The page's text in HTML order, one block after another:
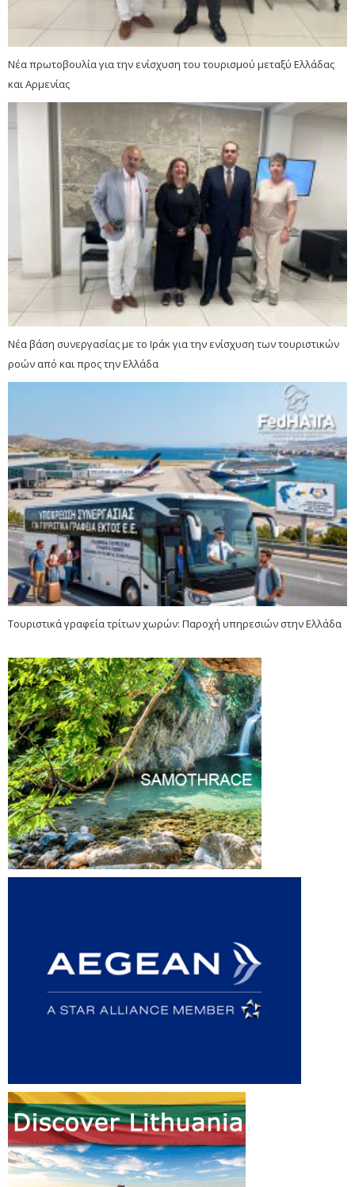
Νέα πρωτοβουλία για την ενίσχυση του τουρισμού μεταξύ Ελλάδας
και Αρμενίας
Νέα βάση συνεργασίας με το Ιράκ για την ενίσχυση των τουριστικών
ροών από και προς την Ελλάδα
Τουριστικά γραφεία τρίτων χωρών: Παροχή υπηρεσιών στην Ελλάδα